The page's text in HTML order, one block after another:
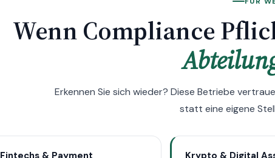
Wenn Compliance
Erkennen Sie sich wieder? Diese Betriebe
statt eine eigene
Fintechs & Payment Krypto & Digital